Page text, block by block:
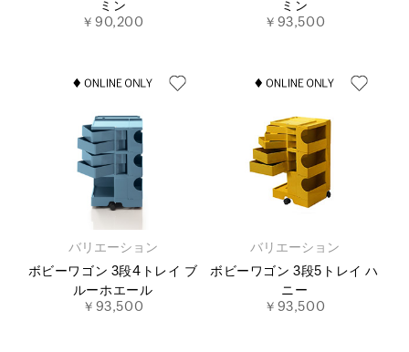
ミン
￥90,200
ミン
￥93,500
バリエーション
ボビーワゴン 3段4トレイ ブ
ルーホエール
￥93,500
バリエーション
ボビーワゴン 3段5トレイ ハ
ニー
￥93,500